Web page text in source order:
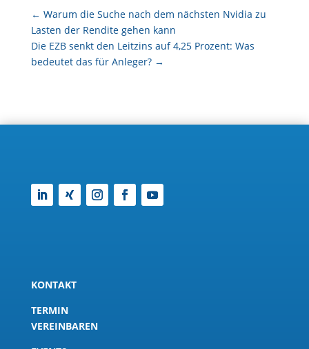
← Warum die Suche nach dem nächsten Nvidia zu
Lasten der Rendite gehen kann
Die EZB senkt den Leitzins auf 4,25 Prozent: Was
bedeutet das für Anleger?→
KONTAKT
TERMIN
VEREINBAREN